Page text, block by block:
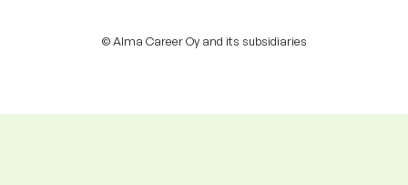
© Alma Career Oy and its subsidiaries